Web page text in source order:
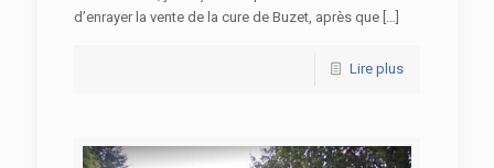
d’enrayer la vente de la cure de Buzet, après que […]
Lire plus